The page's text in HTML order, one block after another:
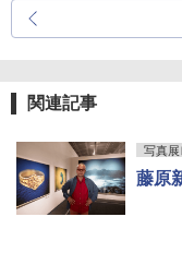
関連記事
写真展
藤原